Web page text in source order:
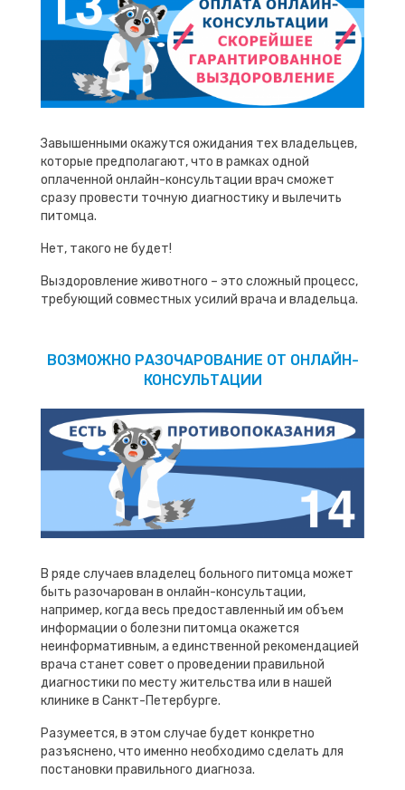
Завышенными окажутся ожидания тех владельцев,
которые предполагают, что в рамках одной
оплаченной онлайн-консультации врач сможет
сразу провести точную диагностику и вылечить
питомца.
Нет, такого не будет!
Выздоровление животного – это сложный процесс,
требующий совместных усилий врача и владельца.
ВОЗМОЖНО РАЗОЧАРОВАНИЕ ОТ ОНЛАЙН-
КОНСУЛЬТАЦИИ
В ряде случаев владелец больного питомца может
быть разочарован в онлайн-консультации,
например, когда весь предоставленный им объем
информации о болезни питомца окажется
неинформативным, а единственной рекомендацией
врача станет совет о проведении правильной
диагностики по месту жительства или в нашей
клинике в Санкт-Петербурге.
Разумеется, в этом случае будет конкретно
разъяснено, что именно необходимо сделать для
постановки правильного диагноза.